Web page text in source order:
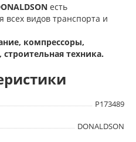
есть
всех видов транспорта и
компрессоры,
техника.
P173489
DONALDSON